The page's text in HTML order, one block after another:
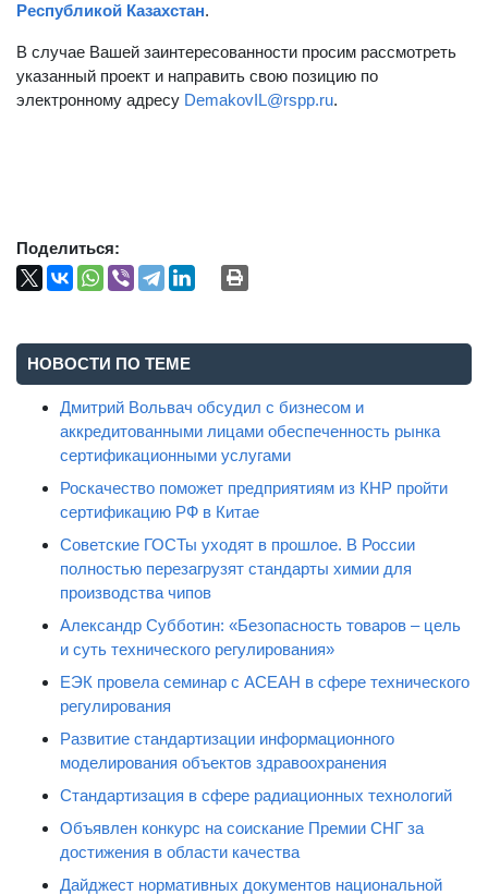
Республикой Казахстан.
В случае Вашей заинтересованности просим рассмотреть
указанный проект и направить свою позицию по
электронному адресу DemakovIL@rspp.ru.
Поделиться:
НОВОСТИ ПО ТЕМЕ
Дмитрий Вольвач обсудил с бизнесом и
аккредитованными лицами обеспеченность рынка
сертификационными услугами
Роскачество поможет предприятиям из КНР пройти
сертификацию РФ в Китае
Советские ГОСТы уходят в прошлое. В России
полностью перезагрузят стандарты химии для
производства чипов
Александр Субботин: «Безопасность товаров – цель
и суть технического регулирования»
ЕЭК провела семинар с АСЕАН в сфере технического
регулирования
Развитие стандартизации информационного
моделирования объектов здравоохранения
Стандартизация в сфере радиационных технологий
Объявлен конкурс на соискание Премии СНГ за
достижения в области качества
Дайджест нормативных документов национальной